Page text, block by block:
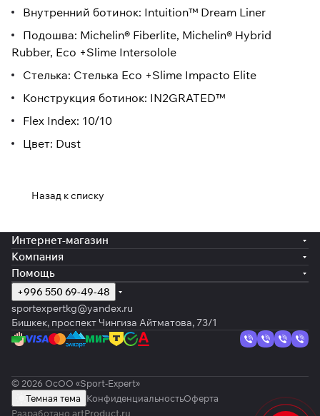
Внутренний ботинок: Intuition™ Dream Liner
Подошва: Michelin® Fiberlite, Michelin® Hybrid
Rubber, Eco +Slime Intersolole
Стелька: Стелька Eco +Slime Impacto Elite
Конструкция ботинок: IN2GRATED™
Flex Index: 10/10
Цвет: Dust
Назад к списку
Интернет-магазин
Компания
Помощь
+996 550 69-49-48
sportexpertkg@yandex.ru
Бишкек, проспект Чингиза Айтматова, 73/1
© 2026 ОсОО «Sport-Expert»
Темная тема
КонфиденциальностьОферта
Разработано artProduct.ru